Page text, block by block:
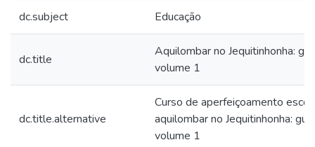
dc.subject Educação
dc.title
Aquilombar no Jequitinhonha:
volume 1
dc.title.alternative
Curso de aperfeiçoamento
aquilombar no Jequitinhonha:
volume 1